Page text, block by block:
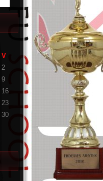
V
2
9
16
23
30